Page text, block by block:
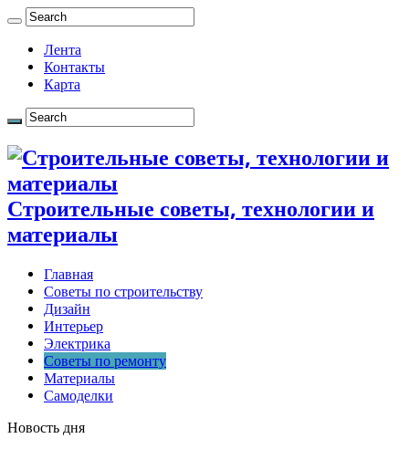
Лента
Контакты
Карта
Строительные советы, технологии и
материалы
Главная
Советы по строительству
Дизайн
Интерьер
Электрика
Советы по ремонту
Материалы
Самоделки
Новость дня